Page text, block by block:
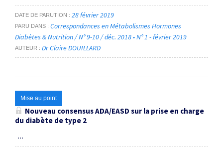
DATE DE PARUTION 28 février 2019
PARU DANS
Correspondances en Métabolismes Hormones
Diabètes & Nutrition / N° 9-10 / déc. 2018 • N° 1 - février 2019
AUTEUR Dr Claire DOUILLARD
Mise au point
Nouveau consensus ADA/EASD sur la prise en charge
du diabète de type 2
...